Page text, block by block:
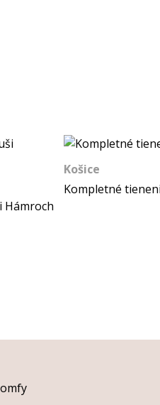
Hámroch
Košice
Kompletné